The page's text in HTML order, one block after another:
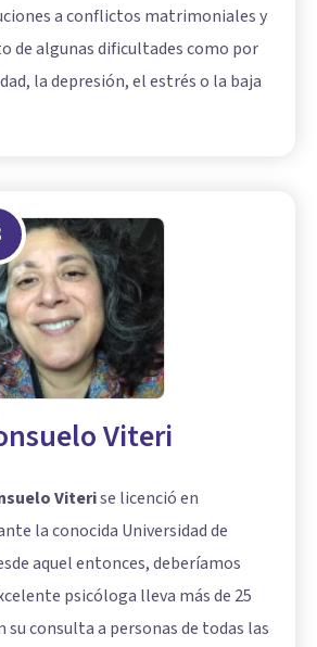
a conflictos matrimoniales y
de algunas dificultades como por
la depresión, el estrés o la baja
Viteri
Viterise licenció en
la conocida Universidad de
aquel entonces, deberíamos
psicóloga lleva más de 25
consulta a personas de todas las